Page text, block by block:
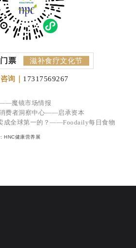
票 滋补食疗文化节
询｜ 17317569267
魔镜市场情报
费者洞察中心——启承资本
成全球第一的？——Foodaily每日食物
HNC健康营养展